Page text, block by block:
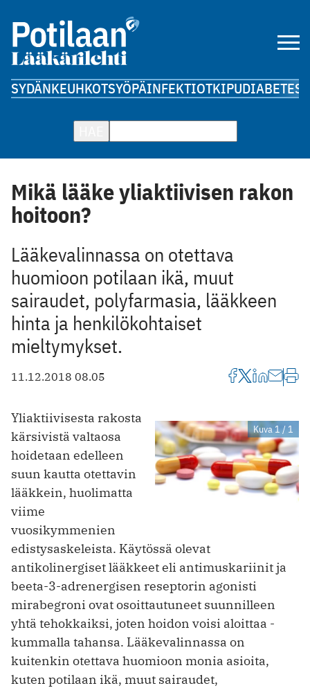
SYDÄNKEUHKOTSYÖPÄINFEKTIOTKIPUDIABETES
Mikä lääke yliaktiivisen rakon
hoitoon?
Lääkevalinnassa on otettava
huomioon potilaan ikä, muut
sairaudet, polyfarmasia, lääkkeen
hinta ja henkilökohtaiset
mieltymykset.
11.12.2018 08.05
Kuva 1 / 1
Yliaktiivisesta rakosta
kärsivistä valtaosa
hoidetaan edelleen
suun kautta otettavin
lääkkein, huolimatta
viime
vuosikymmenien
edistysaskeleista. Käytössä olevat
antikolinergiset lääkkeet eli antimuskariinit ja
beeta-3-adrenergisen reseptorin agonisti
mirabegroni ovat osoittautuneet suunnilleen
yhtä tehokkaiksi, joten hoidon voisi aloittaa ­
kummalla tahansa. Lääkevalinnassa on
kuitenkin otettava huomioon monia asioita,
kuten potilaan ikä, muut sairaudet,